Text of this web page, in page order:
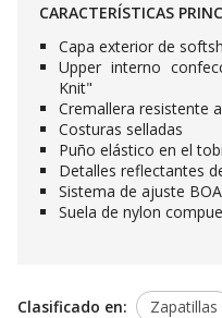
CARACTERÍSTICAS
Capa exterior de
Upper interno
Knit"
Cremallera resistente
Costuras selladas
Puño elástico en el
Detalles reflectantes
Sistema de ajuste
Suela de nylon
Clasificado en: Zapatillas